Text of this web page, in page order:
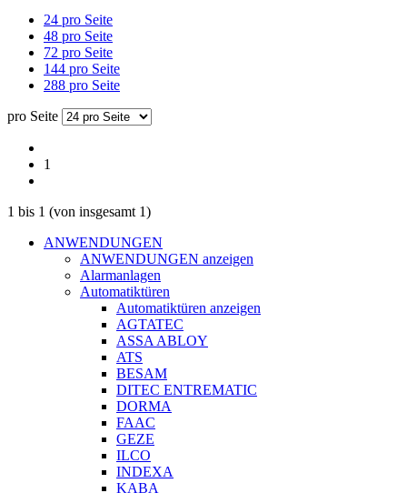
24 pro Seite
48 pro Seite
72 pro Seite
144 pro Seite
288 pro Seite
pro Seite
1
1 bis 1 (von insgesamt 1)
ANWENDUNGEN
ANWENDUNGEN anzeigen
Alarmanlagen
Automatiktüren
Automatiktüren anzeigen
AGTATEC
ASSA ABLOY
ATS
BESAM
DITEC ENTREMATIC
DORMA
FAAC
GEZE
ILCO
INDEXA
KABA